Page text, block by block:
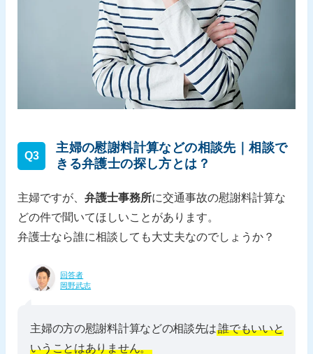
Q3
主婦の慰謝料計算などの相談先｜相談で
きる弁護士の探し方とは？
主婦ですが、弁護士事務所に交通事故の慰謝料計算な
どの件で聞いてほしいことがあります。
弁護士なら誰に相談しても大丈夫なのでしょうか？
回答者
岡野武志
主婦の方の慰謝料計算などの相談先は誰でもいいと
いうことはありません。